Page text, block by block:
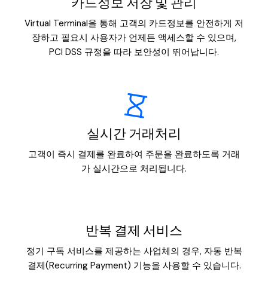
Virtual Terminal을 통해 고객의 카드정보를 안전하게 저
장하고 필요시 사용자가 언제든 액세스할 수 있으며,
PCI DSS 규정을 따라 보안성이 뛰어납니다.
실시간 거래처리
고객이 즉시 결제를 완료하여 주문을 완료하도록 거래
가 실시간으로 처리됩니다.
반복 결제 서비스
정기 구독 서비스를 제공하는 사업체의 경우, 자동 반복
결제(Recurring Payment) 기능을 사용할 수 있습니다.